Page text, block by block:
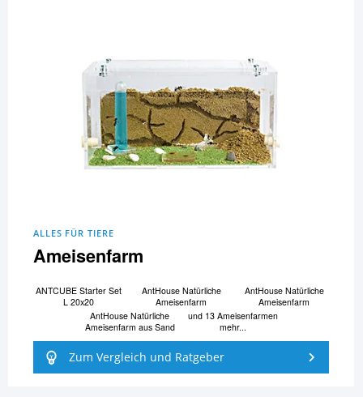
ALLES FÜR TIERE
Ameisenfarm
ANTCUBE Starter Set
L 20x20
AntHouse Natürliche
Ameisenfarm
AntHouse Natürliche
Ameisenfarm
AntHouse Natürliche
Ameisenfarm aus Sand
und 13 Ameisenfarmen
mehr...
Zum Vergleich und Ratgeber